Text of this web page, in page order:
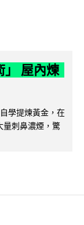
」 屋內煉
學提煉黃金，在
量刺鼻濃煙，驚